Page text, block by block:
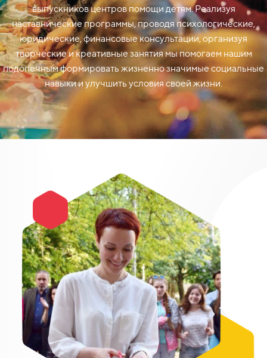
выпускников центров помощи детям. Реализуя
наставнические программы, проводя психологические,
юридические, финансовые консультации, организуя
творческие и креативные занятия мы помогаем нашим
подопечным формировать жизненно значимые социальные
навыки и улучшить условия своей жизни.